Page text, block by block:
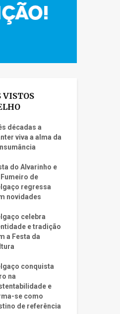
décadas a
viva a alma da
do Alvarinho e
de
regressa
novidades
celebra
e tradição
a Festa da
conquista
na
e
se como
de referência